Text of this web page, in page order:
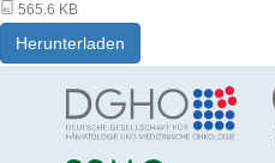
565.6 KB
Herunterladen